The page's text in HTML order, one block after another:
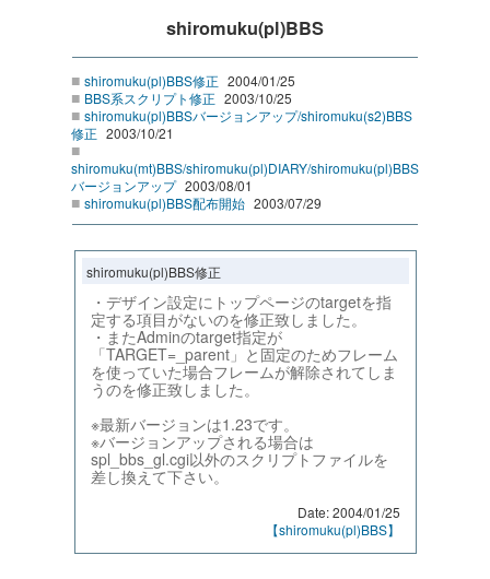
shiromuku(pl)BBS
■ shiromuku(pl)BBS修正 2004/01/25
■ BBS系スクリプト修正 2003/10/25
■ shiromuku(pl)BBSバージョンアップ/shiromuku(s2)BBS
修正 2003/10/21
■
shiromuku(mt)BBS/shiromuku(pl)DIARY/shiromuku(pl)BBS
バージョンアップ 2003/08/01
■ shiromuku(pl)BBS配布開始 2003/07/29
shiromuku(pl)BBS修正
・デザイン設定にトップページのtargetを指
定する項目がないのを修正致しました。
・またAdminのtarget指定が
「TARGET=_parent」と固定のためフレーム
を使っていた場合フレームが解除されてしま
うのを修正致しました。
※最新バージョンは1.23です。
※バージョンアップされる場合は
spl_bbs_gl.cgi以外のスクリプトファイルを
差し換えて下さい。
Date: 2004/01/25
【shiromuku(pl)BBS】